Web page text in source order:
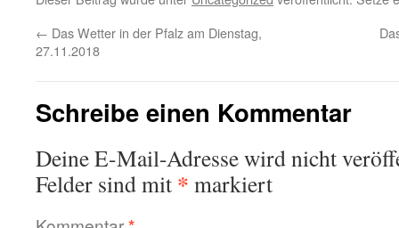
← Das Wetter in der Pfalz am Dienstag,
27.11.2018
Schreibe einen Kommentar
Deine E-Mail-Adresse wird nicht
Felder sind mit * markiert